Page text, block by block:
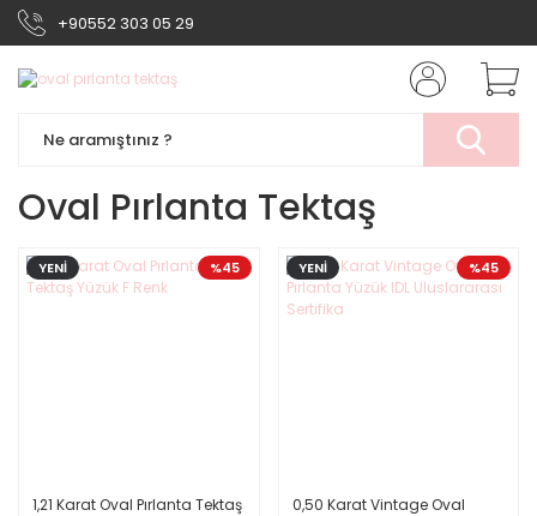
+90552 303 05 29
Oval Pırlanta Tektaş
%45
YENİ
1,21 Karat Oval Pırlanta Tektaş
%45
YENİ
0,50 Karat Vintage Oval